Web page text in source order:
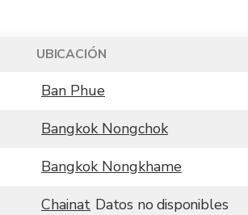
UBICACIÓN
Ban Phue
Bangkok Nongchok
Bangkok Nongkhame
Chainat Datos no disponibles